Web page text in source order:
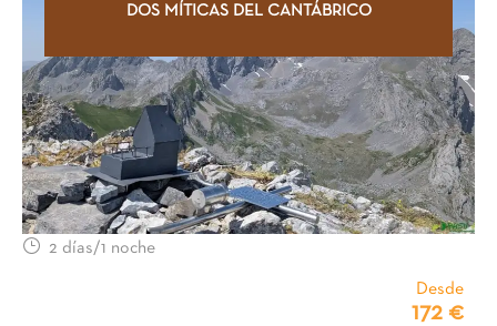
DOS MÍTICAS DEL CANTÁBRICO
2 días/1 noche
Desde
172 €